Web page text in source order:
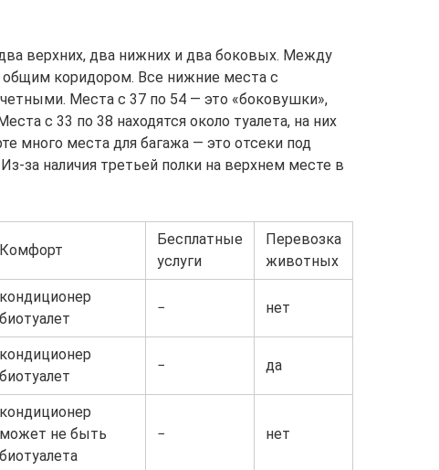
верхних, два нижних и два боковых. Между
коридором. Все нижние места с
Места с 37 по 54 — это «боковушки»,
с 33 по 38 находятся около туалета, на них
много места для багажа — это отсеки под
за наличия третьей полки на верхнем месте в
Комфорт
Бесплатные
услуги
Перевозка
животных
кондиционер
биотуалет
− нет
кондиционер
биотуалет
− да
кондиционер
может не быть
биотуалета
− нет